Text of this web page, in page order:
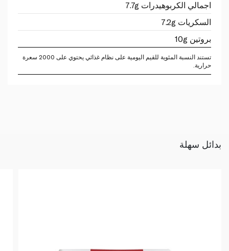
اجمالي الكربوهيدرات 7.7g
السكريات 7.2g
بروتين 10g
تستند النسبة المئوية للقيم اليومية على نظام غذائي يحتوي على 2000 سعرة
حرارية.
بدائل سهلة